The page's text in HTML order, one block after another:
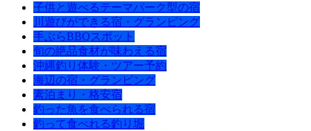
子供と遊べるテーマパーク型の宿
川遊びができる宿・グランピング
手ぶらBBQスポット
旬の絶品食材が味わえる宿
沖縄釣り体験・ツアー予約
海辺の宿・グランピング
素泊まり・格安宿
釣った魚を食べられる宿
釣って食べれる釣り堀